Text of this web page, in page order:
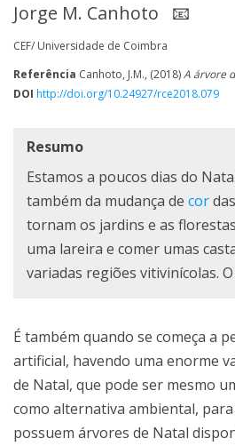
Jorge M. Canhoto 📧
CEF/ Universidade de Coimbra
Referência Canhoto, J.M., (2018)A árvore
DOI http://doi.org/10.24927/rce2018.079
Resumo
Estamos a poucos dias do
também da mudança de cor
tornam os jardins e as
uma lareira e comer umas
variadas regiões vitivinícolas.
É também quando se começa a
artificial, havendo uma enorme
de Natal, que pode ser mesmo
como alternativa ambiental,
possuem árvores de Natal